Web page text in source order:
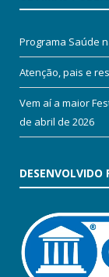
Programa Saúde
Atenção, pais e
Vem aí a maior
de abril de 2026
DESENVOLVIDO